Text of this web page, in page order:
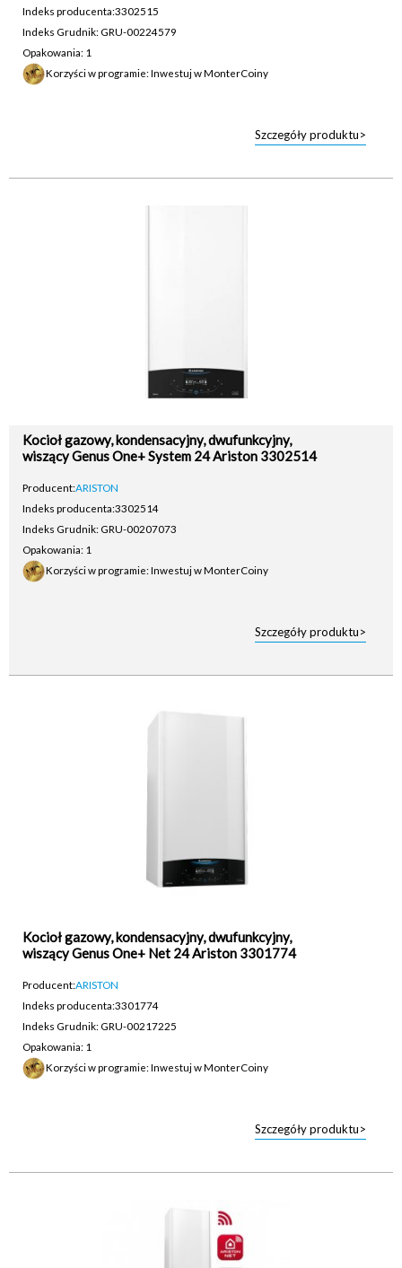
Indeks producenta:3302515
Indeks Grudnik: GRU-00224579
Opakowania: 1
Korzyści w programie: Inwestuj w MonterCoiny
Szczegóły produktu>
Kocioł gazowy, kondensacyjny, dwufunkcyjny,
wiszący Genus One+ System 24 Ariston 3302514
Producent:ARISTON
Indeks producenta:3302514
Indeks Grudnik: GRU-00207073
Opakowania: 1
Korzyści w programie: Inwestuj w MonterCoiny
Szczegóły produktu>
Kocioł gazowy, kondensacyjny, dwufunkcyjny,
wiszący Genus One+ Net 24 Ariston 3301774
Producent:ARISTON
Indeks producenta:3301774
Indeks Grudnik: GRU-00217225
Opakowania: 1
Korzyści w programie: Inwestuj w MonterCoiny
Szczegóły produktu>